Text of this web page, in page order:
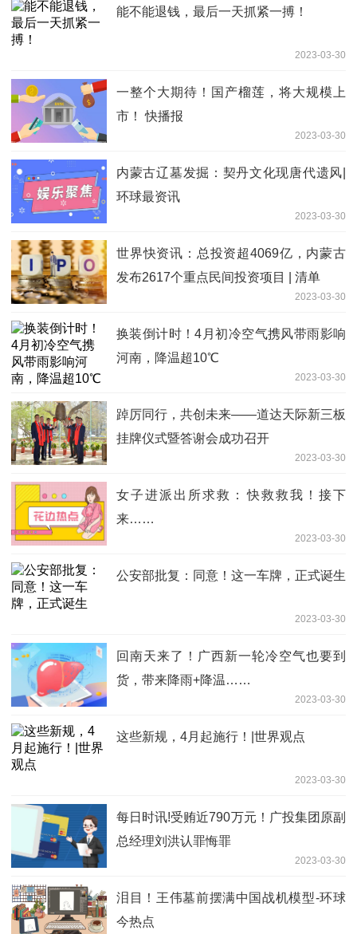
能不能退钱，最后一天抓紧一搏！
2023-03-30
一整个大期待！国产榴莲，将大规模上
市！ 快播报
2023-03-30
内蒙古辽墓发掘：契丹文化现唐代遗风|
环球最资讯
2023-03-30
世界快资讯：总投资超4069亿，内蒙古
发布2617个重点民间投资项目 | 清单
2023-03-30
换装倒计时！4月初冷空气携风带雨影响
河南，降温超10℃
2023-03-30
踔厉同行，共创未来——道达天际新三板
挂牌仪式暨答谢会成功召开
2023-03-30
女子进派出所求救：​快救救我！接下
来……
2023-03-30
公安部批复：同意！这一车牌，正式诞生
2023-03-30
回南天来了！广西新一轮冷空气也要到
货，带来降雨+降温……
2023-03-30
这些新规，4月起施行！|世界观点
2023-03-30
每日时讯!受贿近790万元！广投集团原副
总经理刘洪认罪悔罪
2023-03-30
泪目！王伟墓前摆满中国战机模型-环球
今热点